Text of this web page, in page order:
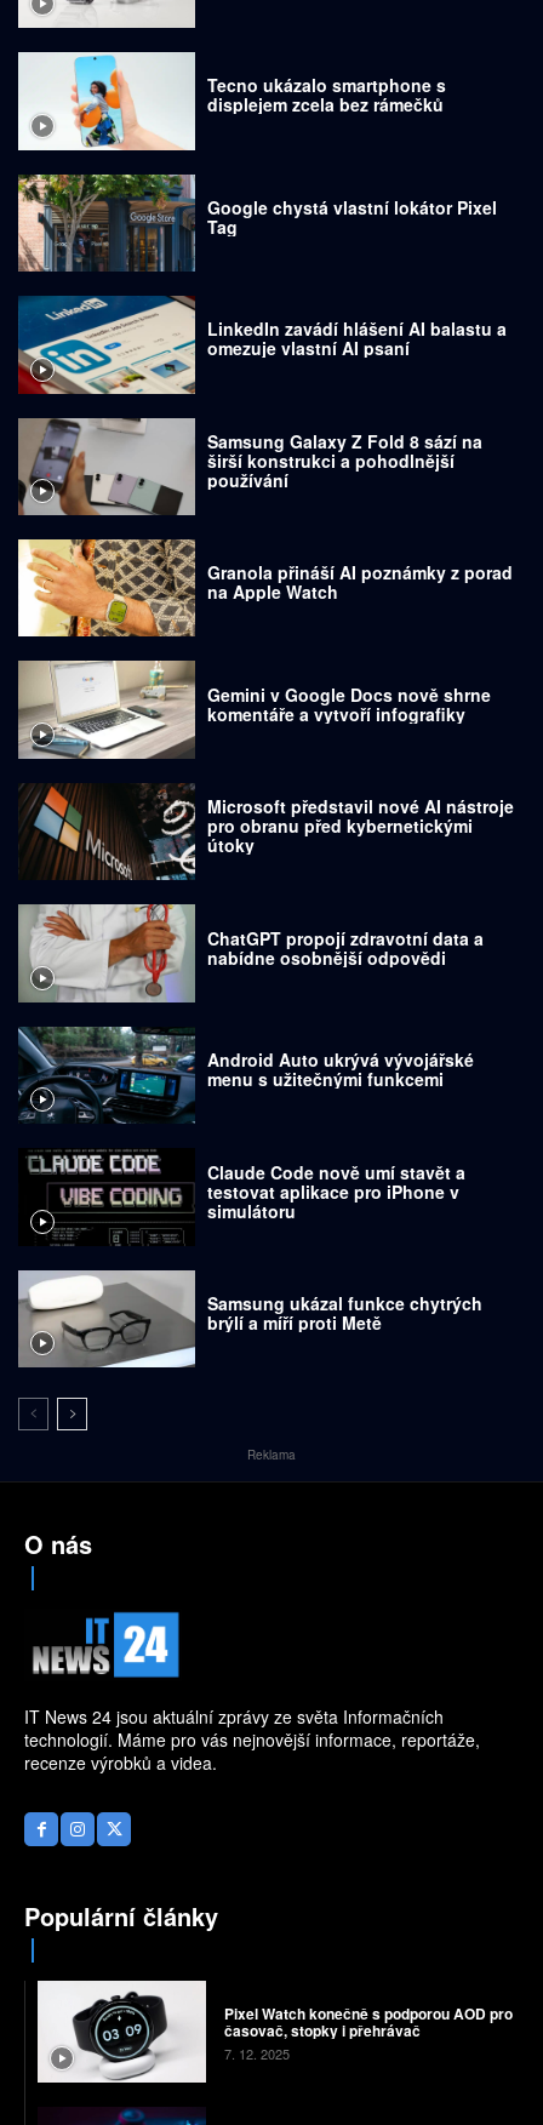
Tecno ukázalo smartphone s
displejem zcela bez rámečků
Google chystá vlastní lokátor Pixel
Tag
LinkedIn zavádí hlášení AI balastu a
omezuje vlastní AI psaní
Samsung Galaxy Z Fold 8 sází na
širší konstrukci a pohodlnější
používání
Granola přináší AI poznámky z porad
na Apple Watch
Gemini v Google Docs nově shrne
komentáře a vytvoří infografiky
Microsoft představil nové AI nástroje
pro obranu před kybernetickými
útoky
ChatGPT propojí zdravotní data a
nabídne osobnější odpovědi
Android Auto ukrývá vývojářské
menu s užitečnými funkcemi
Claude Code nově umí stavět a
testovat aplikace pro iPhone v
simulátoru
Samsung ukázal funkce chytrých
brýlí a míří proti Metě
Reklama
O nás
IT News 24 jsou aktuální zprávy ze světa Informačních
technologií. Máme pro vás nejnovější informace, reportáže,
recenze výrobků a videa.
Populární články
Pixel Watch konečně s podporou AOD pro
časovač, stopky i přehrávač
7. 12. 2025